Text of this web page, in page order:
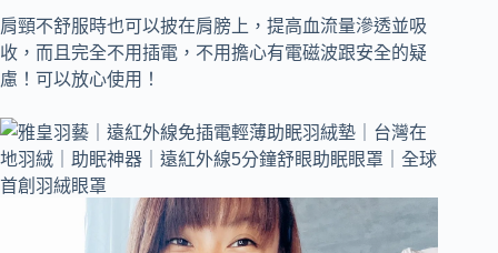
肩頸不舒服時也可以披在肩膀上，提高血流量滲透並吸
收，而且完全不用插電，不用擔心有電磁波跟安全的疑
慮！可以放心使用！